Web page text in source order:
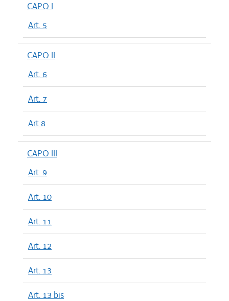
CAPO I
Art. 5
CAPO II
Art. 6
Art. 7
Art 8
CAPO III
Art. 9
Art. 10
Art. 11
Art. 12
Art. 13
Art. 13 bis